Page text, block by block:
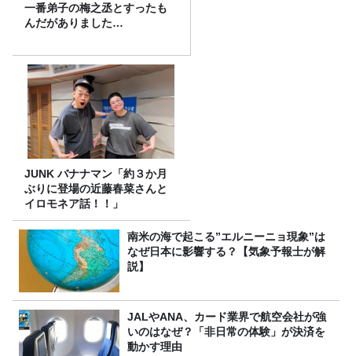
一番弟子の梅之丞とすったも
んだがありました…
JUNK バナナマン「約３か月
ぶりに登場の近藤春菜さんと
イロモネア話！！」
南米の海で起こる”エルニーニョ現象”は
なぜ日本に影響する？【気象予報士が解
説】
JALやANA、カード業界で航空会社が強
いのはなぜ？「非日常の体験」が決済を
動かす理由